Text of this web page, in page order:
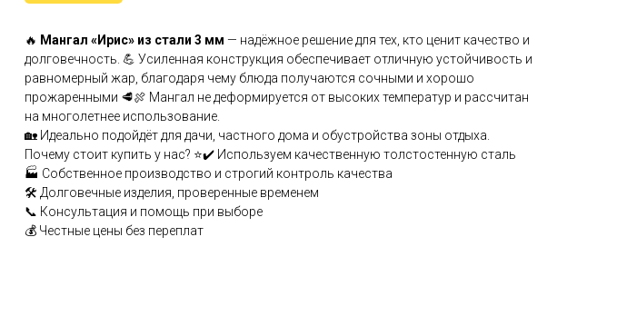
🔥 Мангал «Ирис» из стали 3 мм — надёжное решение для тех, кто ценит качество и
долговечность. 💪 Усиленная конструкция обеспечивает отличную устойчивость и
равномерный жар, благодаря чему блюда получаются сочными и хорошо
прожаренными 🥩🍖 Мангал не деформируется от высоких температур и рассчитан
на многолетнее использование.
🏡 Идеально подойдёт для дачи, частного дома и обустройства зоны отдыха.
Почему стоит купить у нас? ⭐✔️ Используем качественную толстостенную сталь
🏭 Собственное производство и строгий контроль качества
🛠️ Долговечные изделия, проверенные временем
📞 Консультация и помощь при выборе
💰 Честные цены без переплат